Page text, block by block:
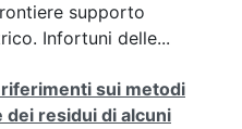
supporto
Infortuni delle...
riferimenti sui metodi
residui di alcuni